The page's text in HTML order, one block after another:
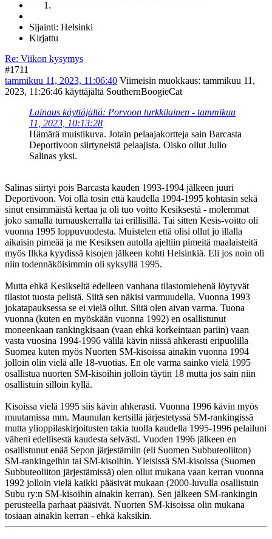
Sijainti: Helsinki
Kirjattu
Re: Viikon kysymys
#1711
tammikuu 11, 2023, 11:06:40 Viimeisin muokkaus: tammikuu 11,
2023, 11:26:46 käyttäjältä SouthernBoogieCat
Lainaus käyttäjältä: Porvoon turkkilainen - tammikuu
11, 2023, 10:13:28
Hämärä muistikuva. Jotain pelaajakortteja sain Barcasta
Deportivoon siirtyneistä pelaajista. Oisko ollut Julio
Salinas yksi.
Salinas siirtyi pois Barcasta kauden 1993-1994 jälkeen juuri
Deportivoon. Voi olla tosin että kaudella 1994-1995 kohtasin sekä
sinut ensimmäistä kertaa ja oli tuo voitto Kesiksestä - molemmat
joko samalla turnauskerralla tai erillisillä. Tai sitten Kesis-voitto oli
vuonna 1995 loppuvuodesta. Muistelen että olisi ollut jo illalla
aikaisin pimeää ja me Kesiksen autolla ajeltiin pimeitä maalaisteitä
myös Ilkka kyydissä kisojen jälkeen kohti Helsinkiä. Eli jos noin oli
niin todennäköisimmin oli syksyllä 1995.
Mutta ehkä Kesikseltä edelleen vanhana tilastomiehenä löytyvät
tilastot tuosta pelistä. Siitä sen näkisi varmuudella. Vuonna 1993
jokatapauksessa se ei vielä ollut. Siitä olen aivan varma. Tuona
vuonna (kuten en myöskään vuonna 1992) en osallistunut
moneenkaan rankingkisaan (vaan ehkä korkeintaan pariin) vaan
vasta vuosina 1994-1996 välilä kävin niissä ahkerasti eripuolilla
Suomea kuten myös Nuorten SM-kisoissa ainakin vuonna 1994
jolloin olin vielä alle 18-vuotias. En ole varma sainko vielä 1995
osallistua nuorten SM-kisoihin jolloin täytin 18 mutta jos sain niin
osallistuin silloin kyllä.
Kisoissa vielä 1995 siis kävin ahkerasti. Vuonna 1996 kävin myös
muutamissa mm. Maunulan kertsillä järjestetyssä SM-rankingissä
mutta ylioppilaskirjoitusten takia tuolla kaudella 1995-1996 pelailuni
väheni edellisestä kaudesta selvästi. Vuoden 1996 jälkeen en
osallistunut enää Sepon järjestämiin (eli Suomen Subbuteoliiton)
SM-rankingeihin tai SM-kisoihin. Yleisissä SM-kisoissa (Suomen
Subbuteoliiton järjestämissä) olen ollut mukana vaan kerran vuonna
1992 jolloin vielä kaikki pääsivät mukaan (2000-luvulla osallistuin
Subu ry:n SM-kisoihin ainakin kerran). Sen jälkeen SM-rankingin
perusteella parhaat pääsivät. Nuorten SM-kisoissa olin mukana
tosiaan ainakin kerran - ehkä kaksikin.